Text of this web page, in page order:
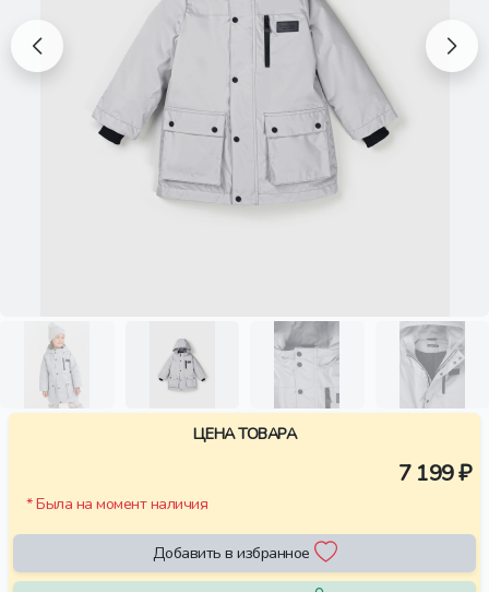
ЦЕНА ТОВАРА
7 199 ₽
* Была на момент наличия
Добавить в избранное